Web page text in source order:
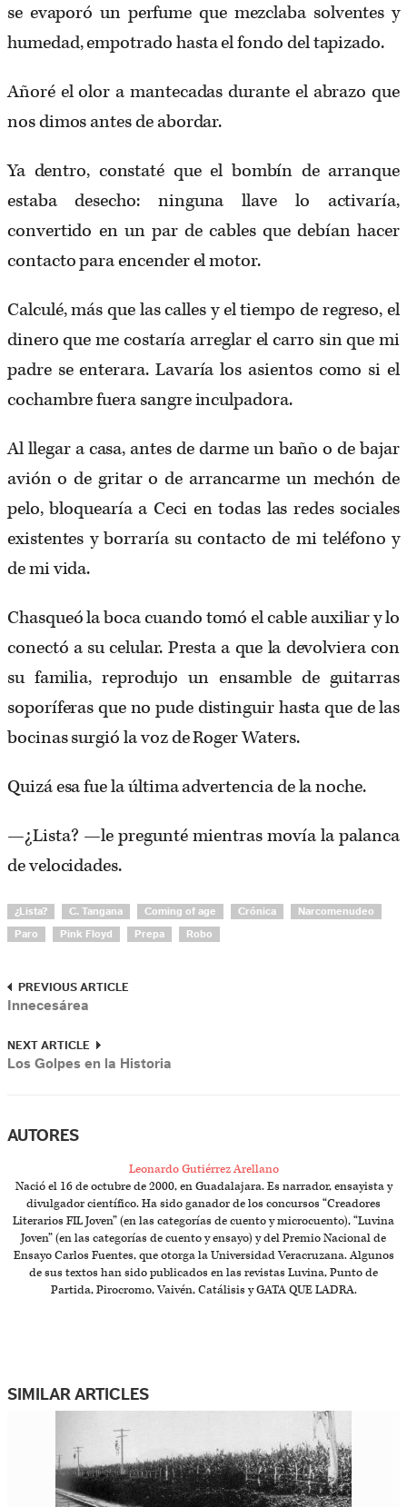
se evaporó un perfume que mezclaba solventes y
humedad, empotrado hasta el fondo del tapizado.
Añoré el olor a mantecadas durante el abrazo que
nos dimos antes de abordar.
Ya dentro, constaté que el bombín de arranque
estaba desecho: ninguna llave lo activaría,
convertido en un par de cables que debían hacer
contacto para encender el motor.
Calculé, más que las calles y el tiempo de regreso, el
dinero que me costaría arreglar el carro sin que mi
padre se enterara. Lavaría los asientos como si el
cochambre fuera sangre inculpadora.
Al llegar a casa, antes de darme un baño o de bajar
avión o de gritar o de arrancarme un mechón de
pelo, bloquearía a Ceci en todas las redes sociales
existentes y borraría su contacto de mi teléfono y
de mi vida.
Chasqueó la boca cuando tomó el cable auxiliar y lo
conectó a su celular. Presta a que la devolviera con
su familia, reprodujo un ensamble de guitarras
soporíferas que no pude distinguir hasta que de las
bocinas surgió la voz de Roger Waters.
Quizá esa fue la última advertencia de la noche.
—¿Lista? —le pregunté mientras movía la palanca
de velocidades.
¿Lista? C. Tangana Coming of age Crónica Narcomenudeo
Paro Pink Floyd Prepa Robo
PREVIOUS ARTICLE
Innecesárea
NEXT ARTICLE
Los Golpes en la Historia
AUTORES
Leonardo Gutiérrez Arellano
Nació el 16 de octubre de 2000, en Guadalajara. Es narrador, ensayista y
divulgador científico. Ha sido ganador de los concursos “Creadores
Literarios FIL Joven” (en las categorías de cuento y microcuento), “Luvina
Joven” (en las categorías de cuento y ensayo) y del Premio Nacional de
Ensayo Carlos Fuentes, que otorga la Universidad Veracruzana. Algunos
de sus textos han sido publicados en las revistas Luvina, Punto de
Partida, Pirocromo, Vaivén, Catálisis y GATA QUE LADRA.
SIMILAR ARTICLES